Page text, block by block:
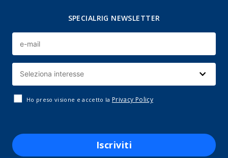
SPECIALRIG NEWSLETTER
Ho preso visione e accetto la Privacy Policy
Iscriviti